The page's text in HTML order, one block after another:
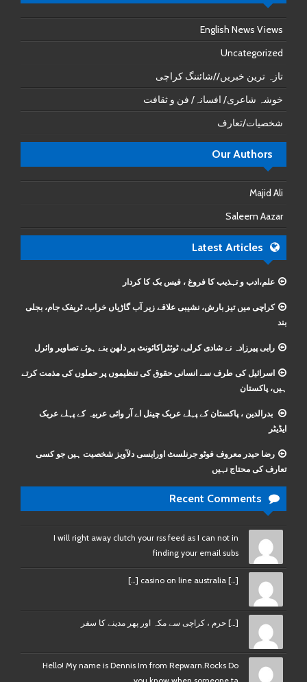
English News Views
Uncategorized
تازہ ترین خبریں//شائننگ کراچی
خوشہ شاعری/ افسانہ/ فن و ثقافت
شخصیات/تعارف
Our Authors
Majid Ali
Saleem Aazar
Latest Articles
علم،ادب و تہذیب کا فروغ ، فیس بک کا کردار
کراچی میں تیز بارش، نشیبی علاقے زیر آب گاڑیاں خراب، ٹریفک جام، بجلی
بند
رابی پیرزادہ نے شادی کرلی، ٹوئٹراکائونٹ پر دلھن بنے ہوئے تصاویر وائرل
اسرائیل کی طرف سے انسانی حقوق کی تنظیموں پر حملوں کی مذمت کرتے
ہیں، پاکستان
بدرالدین ، پاکستان کے پہلے عربک چینل اے آر وائی عربیہ کے پہلے عربک
ایڈیٹر
رضا حیدر معروف فوٹو جرنلسٹ اورایسی دلآویز شخصیت ہیں جو کسی
تعارف کی محتاج نہیں
Recent Comments
I will right away clutch your rss feed as I can not in
finding your email subs
[…] casino on line australia […]
[…] حرم ، کراچی سے مکہ اور پھر مدینے کا سفر
Hello! My name is Dennis Im from Repwarn.Rocks Do